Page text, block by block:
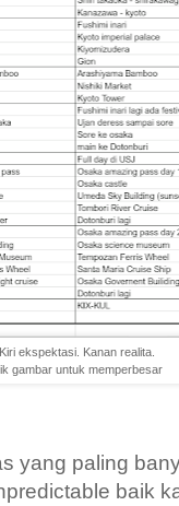
Kiri ekspektasi. Kanan realita.
gambar untuk memperbesar
yang paling
baik